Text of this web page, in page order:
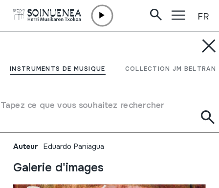
INSTRUMENTS DE MUSIQUE COLLECTION JM BELTRAN
Tapez ce que vous souhaitez rechercher
FR
Peregrinos; El camino de
Santa María de Alfonso X
Auteur Eduardo Paniagua
Galerie d'images